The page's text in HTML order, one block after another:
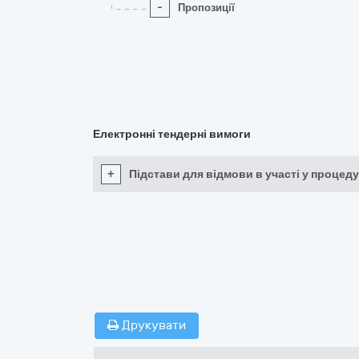
- Пропозиції
Електронні тендерні вимоги
+ Підстави для відмови в участі у
Друкувати